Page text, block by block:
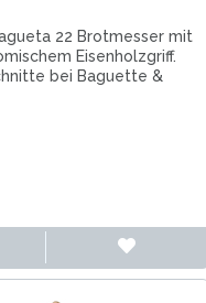
22 Brotmesser mit
Eisenholzgriff.
bei Baguette &